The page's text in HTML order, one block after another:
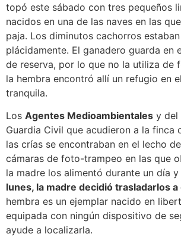
topó este sábado con tres pequeños
nacidos en una de las naves en las
paja. Los diminutos cachorros
plácidamente. El ganadero guarda en
de reserva, por lo que no la utiliza de
la hembra encontró allí un refugio en
tranquila.
Los Agentes Medioambientales y del
Guardia Civil que acudieron a la finca
las crías se encontraban en el lecho
cámaras de foto-trampeo en las que
la madre los alimentó durante un día y
lunes, la madre decidió trasladarlos
hembra es un ejemplar nacido en
equipada con ningún dispositivo de
ayude a localizarla.